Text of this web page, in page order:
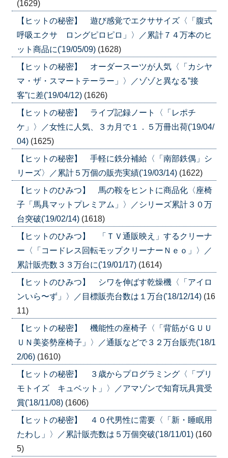
(1629)
【ヒットの秘密】 遊び感覚でエクササイズ〈「腹式
呼吸エクサ ロングピロピロ」〉／累計７４万本のヒ
ット商品に('19/05/09) (1628)
【ヒットの秘密】 オーダースーツが人気〈「カシヤ
マ・ザ・スマートテーラー」〉／ゾゾと異なる”接
客”に差('19/04/12) (1626)
【ヒットの秘密】 ライブ記録ノート〈「レポチ
ケ」〉／女性に人気、３カ月で１．５万冊出荷('19/04/
04) (1625)
【ヒットの秘密】 手軽に鉄分補給〈「南部鉄偶」シ
リーズ〉／累計５万個の販売実績('19/03/14) (1622)
【ヒットのひみつ】 馬の鞍をヒントに商品化〈座椅
子「馬具マットプレミアム」〉／シリーズ累計３０万
台突破('19/02/14) (1618)
【ヒットのひみつ】 「ＴＶ通販映え」するクリーナ
ー〈「コードレス回転モップクリーナーＮｅｏ」〉／
累計販売数３３万台に('19/01/17) (1614)
【ヒットのひみつ】 シワを伸ばす乾燥機〈「アイロ
ンいら〜ず」〉／目標販売台数は１万台('18/12/14) (16
11)
【ヒットの秘密】 機能性の座椅子〈「背筋がＧＵＵ
ＵＮ美姿勢座椅子」〉／通販などで３２万台販売('18/1
2/06) (1610)
【ヒットの秘密】 ３歳からプログラミング〈「プリ
モトイズ キュベット」〉／アマゾンで知育玩具賞受
賞('18/11/08) (1606)
【ヒットの秘密】 ４０代男性に需要〈「新・睡眠用
たわし」〉／累計販売数は５万個突破('18/11/01) (160
5)